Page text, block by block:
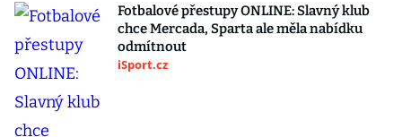
Fotbalové přestupy ONLINE: Slavný klub
chce Mercada, Sparta ale měla nabídku
odmítnout
iSport.cz